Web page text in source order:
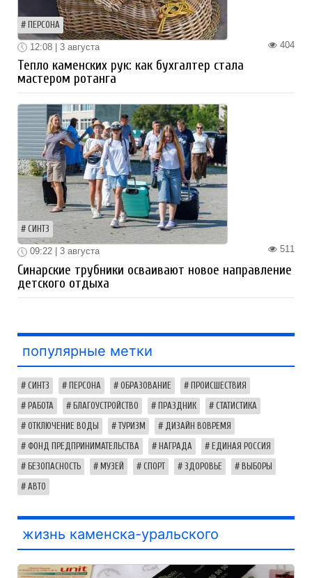
ПЕРСОНА
404
12:08 | 3 августа
Тепло каменских рук: как бухгалтер стала
мастером ротанга
СИНТЗ
511
09:22 | 3 августа
Синарские трубники осваивают новое направление
детского отдыха
популярные метки
СИНТЗ ПЕРСОНА ОБРАЗОВАНИЕ ПРОИСШЕСТВИЯ
РАБОТА БЛАГОУСТРОЙСТВО ПРАЗДНИК СТАТИСТИКА
ОТКЛЮЧЕНИЕ ВОДЫ ТУРИЗМ ДИЗАЙН ВОВРЕМЯ
ФОНД ПРЕДПРИНИМАТЕЛЬСТВА НАГРАДА ЕДИНАЯ РОССИЯ
БЕЗОПАСНОСТЬ МУЗЕЙ СПОРТ ЗДОРОВЬЕ ВЫБОРЫ
АВТО
жизнь каменска-уральского